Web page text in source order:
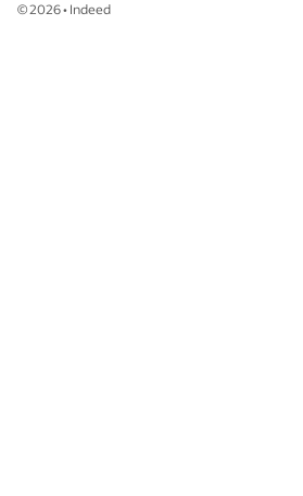
©2026• Indeed